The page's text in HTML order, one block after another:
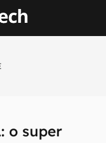
o super
em primeira